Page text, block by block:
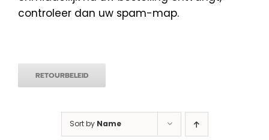
controleer dan uw spam-map.
RETOURBELEID
Sort by Name